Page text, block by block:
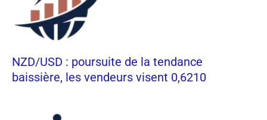
NZD/USD : poursuite de la tendance
baissière, les vendeurs visent 0,6210